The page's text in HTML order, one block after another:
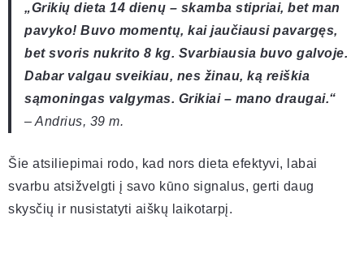
„Grikių dieta 14 dienų – skamba stipriai, bet man
pavyko! Buvo momentų, kai jaučiausi pavargęs,
bet svoris nukrito 8 kg. Svarbiausia buvo galvoje.
Dabar valgau sveikiau, nes žinau, ką reiškia
sąmoningas valgymas. Grikiai – mano draugai.“
– Andrius, 39 m.
Šie atsiliepimai rodo, kad nors dieta efektyvi, labai
svarbu atsižvelgti į savo kūno signalus, gerti daug
skysčių ir nusistatyti aiškų laikotarpį.